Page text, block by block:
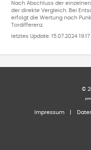
Nach Abschluss der
der direkte Vergleich. Bei
erfolgt die Wertung nach
Tordifferenz.
letztes Update: 15.07.2024
©
Impressum